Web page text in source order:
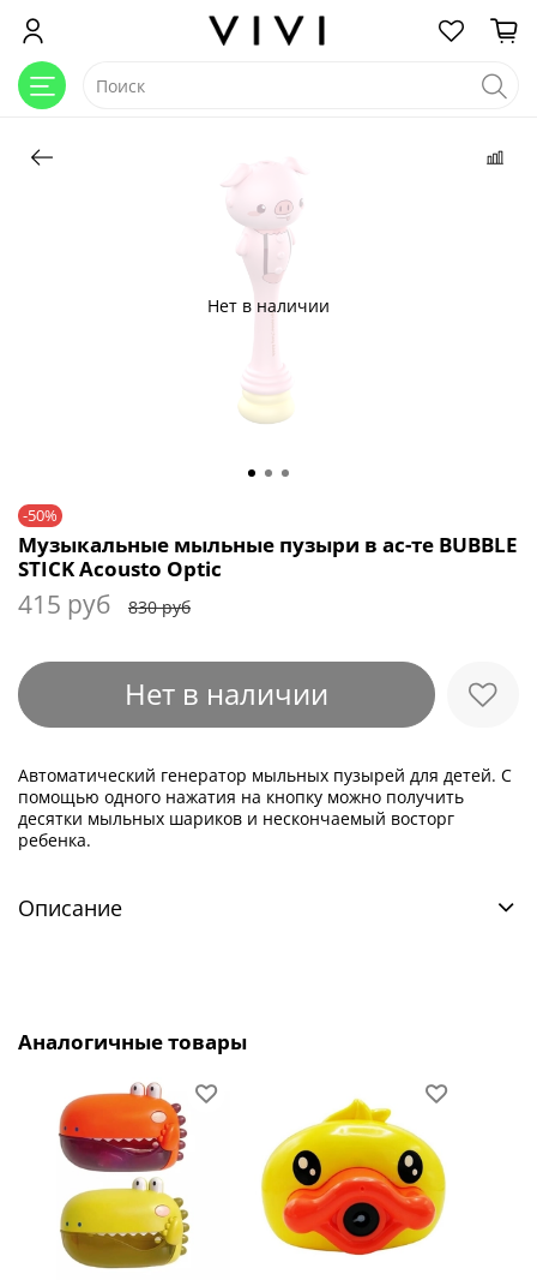
Нет в наличии
-50%
Музыкальные мыльные пузыри в ас-те BUBBLE
STICK Acousto Optic
415 руб 830 руб
Нет в наличии
Автоматический генератор мыльных пузырей для детей. С
помощью одного нажатия на кнопку можно получить
десятки мыльных шариков и нескончаемый восторг
ребенка.
Описание
Аналогичные товары